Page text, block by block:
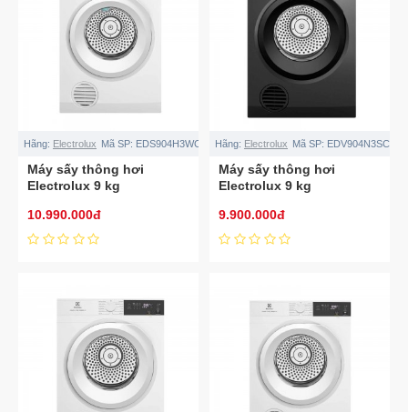
Hãng: Electrolux Mã SP: EDS904H3WC
Máy sấy thông hơi
Electrolux 9 kg
10.990.000đ
Hãng: Electrolux Mã SP: EDV904N3SC
Máy sấy thông hơi
Electrolux 9 kg
9.900.000đ